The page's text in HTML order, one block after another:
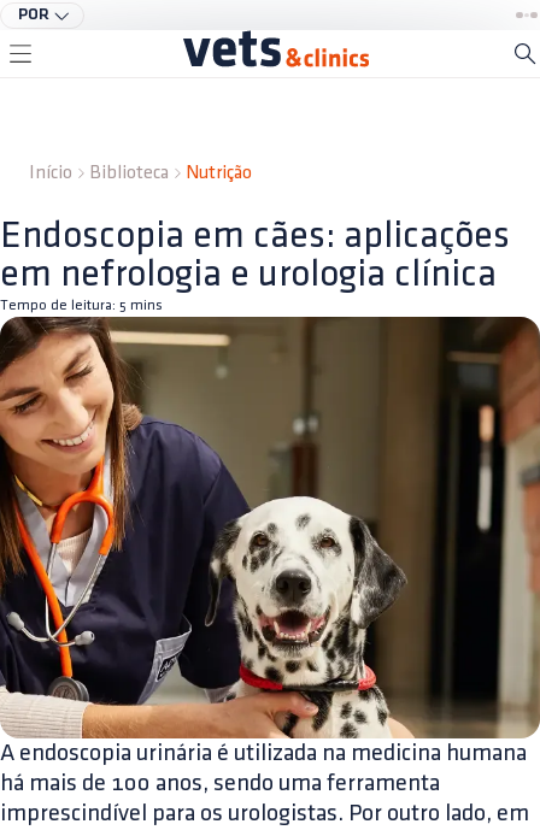
POR
Início Biblioteca Nutrição
Endoscopia em cães: aplicações
em nefrologia e urologia clínica
Tempo de leitura: 5 mins
A endoscopia urinária é utilizada na medicina humana
há mais de 100 anos, sendo uma ferramenta
imprescindível para os urologistas. Por outro lado, em